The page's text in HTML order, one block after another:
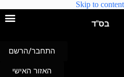
Skip to content
בס"ד
התחבר/הרשם
האזור האישי